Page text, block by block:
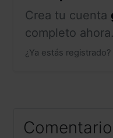
Crea tu cuenta
completo ahora.
¿Ya estás registrado?